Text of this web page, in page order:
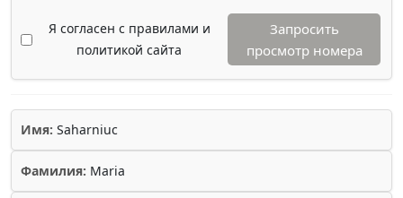
Я согласен с правилами и
политикой сайта
Запросить
просмотр номера
Имя: Saharniuc
Фамилия: Maria